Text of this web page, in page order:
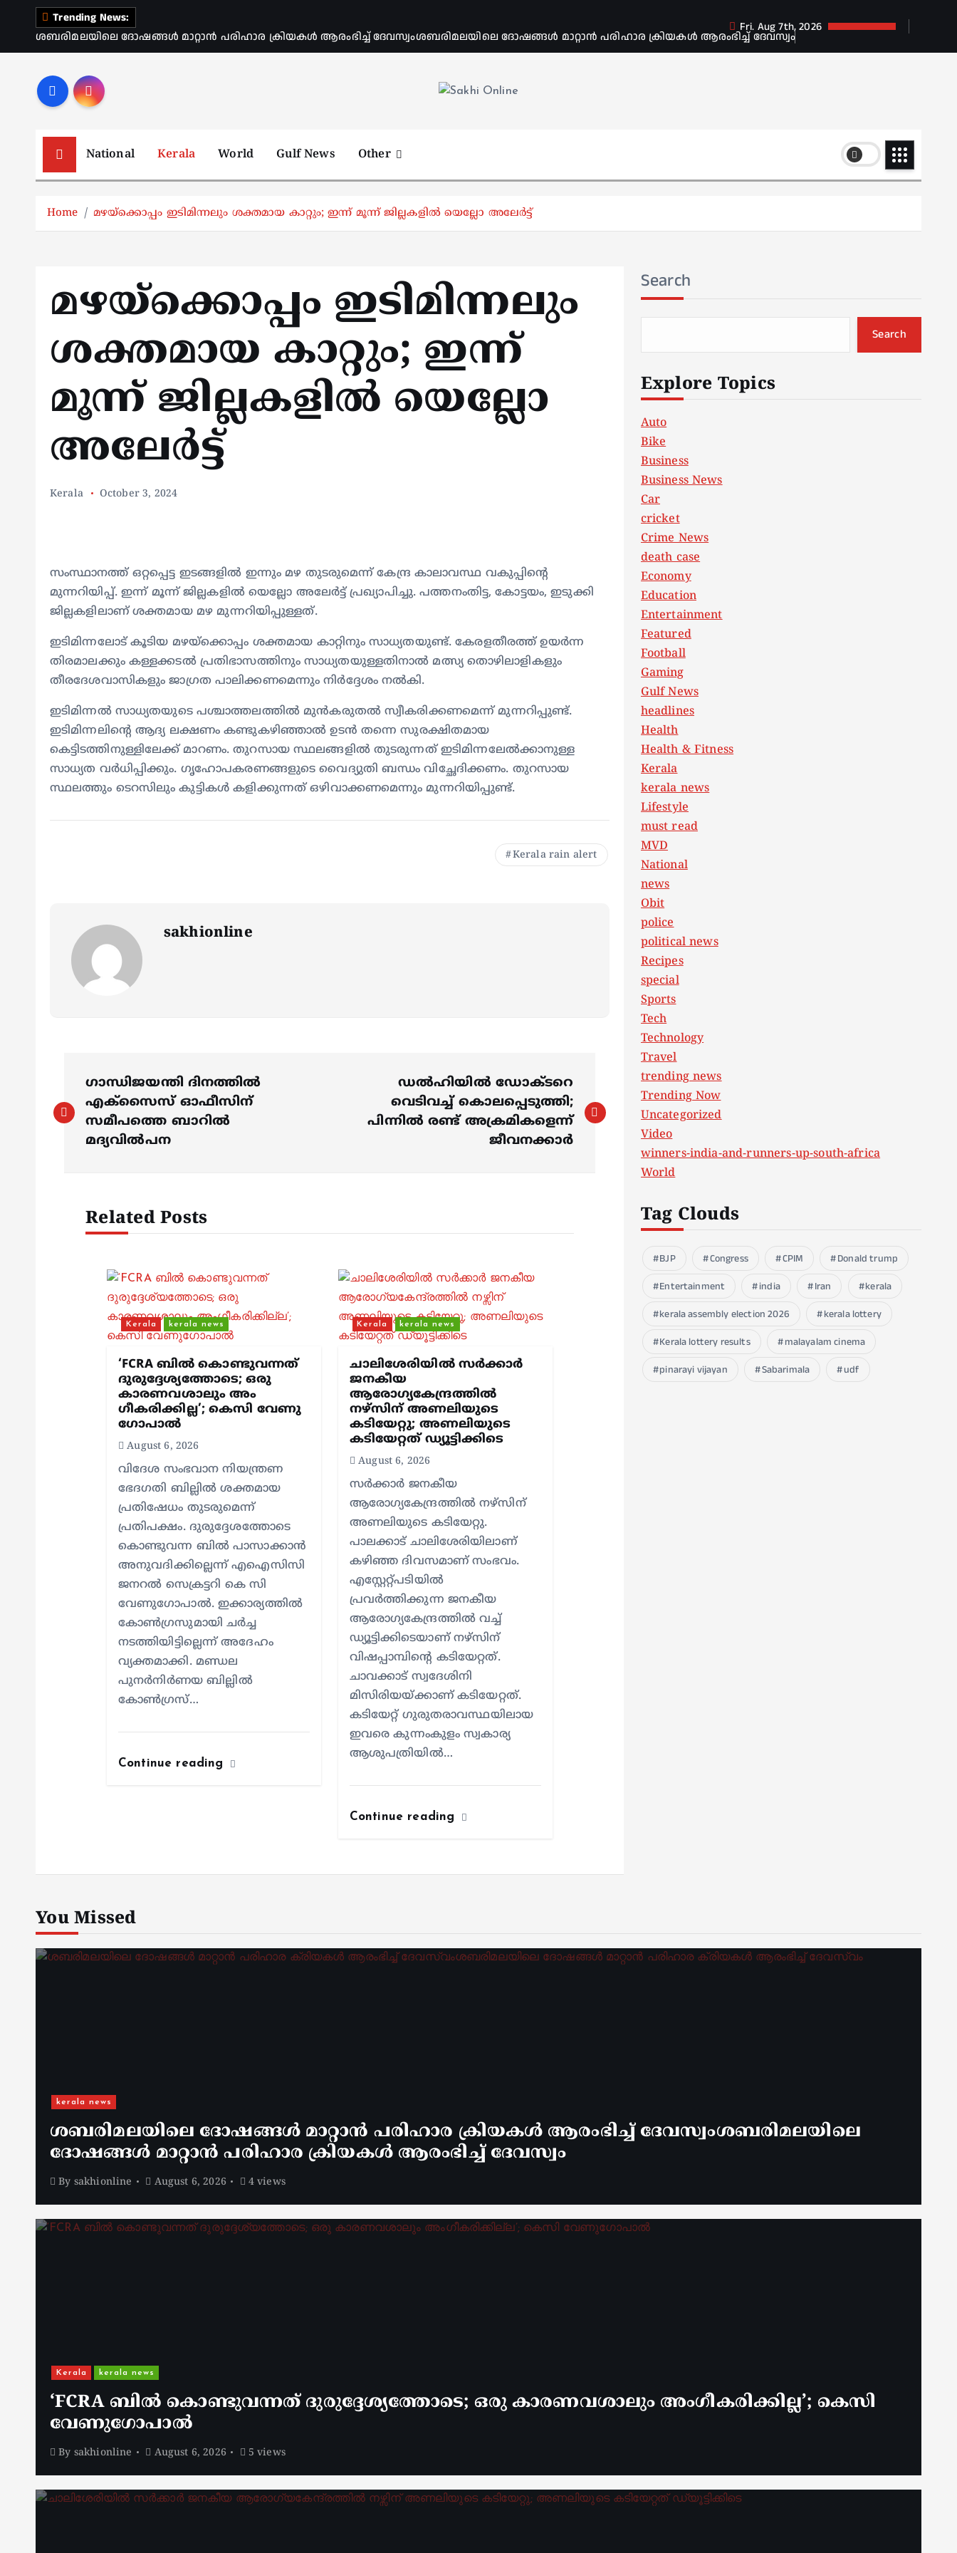
Trending News:
ശബരിമലയിലെ ദോഷങ്ങൾ മാറ്റാൻ പരിഹാര ക്രിയകൾ ആരംഭിച്ച് ദേവസ്വംശബരിമലയിലെ ദോഷങ്ങൾ മാറ്റാൻ പരിഹാര ക്രിയകൾ ആരംഭിച്ച് ദേവസ്വം
Fri. Aug 7th, 2026
National Kerala World Gulf News Other
Home മഴയ്ക്കൊപ്പം ഇടിമിന്നലും ശക്തമായ കാറ്റും; ഇന്ന് മൂന്ന് ജില്ലകളിൽ യെല്ലോ അലേർട്ട്
മഴയ്ക്കൊപ്പം ഇടിമിന്നലും
ശക്തമായ കാറ്റും; ഇന്ന്
മൂന്ന് ജില്ലകളിൽ യെല്ലോ
അലേർട്ട്
Kerala October 3, 2024
സംസ്ഥാനത്ത് ഒറ്റപ്പെട്ട ഇടങ്ങളിൽ ഇന്നും മഴ തുടരുമെന്ന് കേന്ദ്ര കാലാവസ്ഥ വകുപ്പിന്റെ
മുന്നറിയിപ്പ്. ഇന്ന് മൂന്ന് ജില്ലകളിൽ യെല്ലോ അലേർട്ട് പ്രഖ്യാപിച്ചു. പത്തനംതിട്ട, കോട്ടയം, ഇടുക്കി
ജില്ലകളിലാണ് ശക്തമായ മഴ മുന്നറിയിപ്പുള്ളത്.
ഇടിമിന്നലോട് കൂടിയ മഴയ്ക്കൊപ്പം ശക്തമായ കാറ്റിനും സാധ്യതയുണ്ട്. കേരളതീരത്ത് ഉയർന്ന
തിരമാലക്കും കള്ളക്കടൽ പ്രതിഭാസത്തിനും സാധ്യതയുള്ളതിനാൽ മത്സ്യ തൊഴിലാളികളും
തീരദേശവാസികളും ജാഗ്രത പാലിക്കണമെന്നും നിർദ്ദേശം നൽകി.
ഇടിമിന്നൽ സാധ്യതയുടെ പശ്ചാത്തലത്തിൽ മുൻകരുതൽ സ്വീകരിക്കണമെന്ന് മുന്നറിപ്പുണ്ട്.
ഇടിമിന്നലിന്റെ ആദ്യ ലക്ഷണം കണ്ടുകഴിഞ്ഞാൽ ഉടൻ തന്നെ സുരക്ഷിതമായ
കെട്ടിടത്തിനുള്ളിലേക്ക്‌ മാറണം. തുറസായ സ്ഥലങ്ങളിൽ തുടരുന്നത് ഇടിമിന്നലേൽക്കാനുള്ള
സാധ്യത വർധിപ്പിക്കും. ഗൃഹോപകരണങ്ങളുടെ വൈദ്യുതി ബന്ധം വിച്ഛേദിക്കണം. തുറസായ
സ്ഥലത്തും ടെറസിലും കുട്ടികൾ കളിക്കുന്നത് ഒഴിവാക്കണമെന്നും മുന്നറിയിപ്പുണ്ട്.
Kerala rain alert
sakhionline
o
ഗാന്ധിജയന്തി ദിനത്തിൽ
എക്സൈസ് ഓഫീസിന്
സമീപത്തെ ബാറിൽ
മദ്യവിൽപന
ഡൽഹിയിൽ ഡോക്ടറെ
വെടിവച്ച് കൊലപ്പെടുത്തി;
പിന്നിൽ രണ്ട് അക്രമികളെന്ന്
ജീവനക്കാർ
Related Posts
Kerala kerala news
‘FCRA ബിൽ കൊണ്ടുവന്നത്
ദുരുദ്ദേശ്യത്തോടെ; ഒരു
കാരണവശാലും അം​
ഗീകരിക്കില്ല’; കെസി വേണു​
ഗോപാൽ
August 6, 2026
വിദേശ സംഭവാന നിയന്ത്രണ
ഭേദഗതി ബില്ലിൽ ശക്തമായ
പ്രതിഷേധം തുടരുമെന്ന്
പ്രതിപക്ഷം. ദുരുദ്ദേശത്തോടെ
കൊണ്ടുവന്ന ബിൽ പാസാക്കാൻ
അനുവദിക്കില്ലെന്ന് എഐസിസി
ജനറൽ സെക്രട്ടറി കെ സി
വേണുഗോപാൽ. ഇക്കാര്യത്തിൽ
കോൺഗ്രസുമായി ചർച്ച
നടത്തിയിട്ടില്ലെന്ന് അദേഹം
വ്യക്തമാക്കി. മണ്ഡല
പുനർനിർണയ ബില്ലിൽ
കോൺഗ്രസ്…
Continue reading
Kerala kerala news
ചാലിശേരിയില്‍ സര്‍ക്കാര്‍
ജനകീയ
ആരോഗ്യകേന്ദ്രത്തില്‍
നഴ്സിന് അണലിയുടെ
കടിയേറ്റു; അണലിയുടെ
കടിയേറ്റത് ഡ്യൂട്ടിക്കിടെ
August 6, 2026
സര്‍ക്കാര്‍ ജനകീയ
ആരോഗ്യകേന്ദ്രത്തില്‍ നഴ്സിന്
അണലിയുടെ കടിയേറ്റു.
പാലക്കാട് ചാലിശേരിയിലാണ്
കഴിഞ്ഞ ദിവസമാണ് സംഭവം.
എസ്റ്റേറ്റ്പടിയില്‍
പ്രവര്‍ത്തിക്കുന്ന ജനകീയ
ആരോഗ്യകേന്ദ്രത്തില്‍ വച്ച്
ഡ്യൂട്ടിക്കിടെയാണ് നഴ്സിന്
വിഷപ്പാമ്പിന്റെ കടിയേറ്റത്.
ചാവക്കാട് സ്വദേശിനി
മിസിരിയയ്ക്കാണ് കടിയേറ്റത്.
കടിയേറ്റ് ഗുരുതരാവസ്ഥയിലായ
ഇവരെ കുന്നംകുളം സ്വകാര്യ
ആശുപത്രിയില്‍…
Continue reading
Search
Search
Explore Topics
Auto
Bike
Business
Business News
Car
cricket
Crime News
death case
Economy
Education
Entertainment
Featured
Football
Gaming
Gulf News
headlines
Health
Health & Fitness
Kerala
kerala news
Lifestyle
must read
MVD
National
news
Obit
police
political news
Recipes
special
Sports
Tech
Technology
Travel
trending news
Trending Now
Uncategorized
Video
winners-india-and-runners-up-south-africa
World
Tag Clouds
BJP Congress CPIM
Donald trump
Entertainment
india Iran
kerala
kerala assembly election 2026
kerala lottery
Kerala lottery results
malayalam cinema
pinarayi vijayan
Sabarimala udf
You Missed
kerala news
ശബരിമലയിലെ ദോഷങ്ങൾ മാറ്റാൻ പരിഹാര ക്രിയകൾ ആരംഭിച്ച് ദേവസ്വംശബരിമലയിലെ
ദോഷങ്ങൾ മാറ്റാൻ പരിഹാര ക്രിയകൾ ആരംഭിച്ച് ദേവസ്വം
By sakhionline August 6, 2026 4 views
Kerala kerala news
‘FCRA ബിൽ കൊണ്ടുവന്നത് ദുരുദ്ദേശ്യത്തോടെ; ഒരു കാരണവശാലും അം​ഗീകരിക്കില്ല’; കെസി
വേണു​ഗോപാൽ
By sakhionline August 6, 2026 5 views